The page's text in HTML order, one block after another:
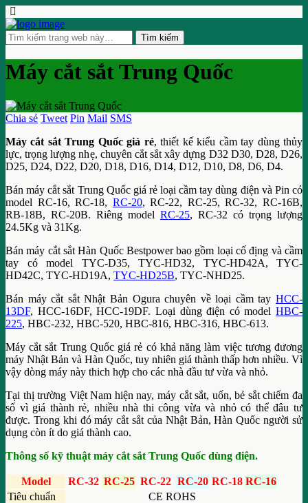
Máy cắt sắt Trung Quốc
Chia sẻ Tweet Pin Mail SMS
Máy cắt sắt Trung Quốc giá rẻ, thiết kế kiểu cầm tay dùng thủy
lực, trọng lượng nhẹ, chuyên cắt sắt xây dựng D32 D30, D28, D26,
D25, D24, D22, D20, D18, D16, D14, D12, D10, D8, D6, D4.
Bán máy cắt sắt Trung Quốc giá rẻ loại cầm tay dùng điện và Pin có
model RC-16, RC-18, RC-20, RC-22, RC-25, RC-32, RC-16B,
RB-18B, RC-20B. Riêng model RC-25, RC-32 có trọng lượng
24.5Kg và 31Kg.
Bán máy cắt sắt Hàn Quốc Bestpower bao gồm loại cố địng và cầm
tay có model TYC-D35, TYC-HD32, TYC-HD42A, TYC-
HD42C, TYC-HD19A, TYC-HD25B, TYC-NHD25.
Bán máy cắt sắt Nhật Bản Ogura chuyên về loại cầm tay HCC-
13DF, HCC-16DF, HCC-19DF. Loại dùng điện có model HBC-
225, HBC-232, HBC-520, HBC-816, HBC-316, HBC-613.
Máy cắt sắt Trung Quốc giá rẻ có khả năng làm việc tương đương
máy Nhật Bản và Hàn Quốc, tuy nhiên giá thành thấp hơn nhiều. Vì
vậy dòng máy này thich hợp cho các nhà đầu tư vừa và nhỏ.
Tại thị trường Việt Nam hiện nay, máy cắt sắt, uốn, bẻ sắt chiếm đa
số vì giá thành rẻ, nhiều nhà thi công vừa và nhỏ có thể đâu tư
được. Trong khi đó máy cắt sắt của Nhật Bản, Hàn Quốc người sử
dụng còn ít do giá thành cao.
Thông số kỹ thuật máy cắt sắt Trung Quốc dùng điện.
Model RC-32 RC-25 RC-22 RC-20 RC-18 RC-16
Tiêu chuẩn
CE ROHS